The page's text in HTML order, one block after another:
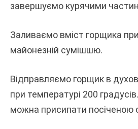
завершуємо курячими
Заливаємо вміст горщика
майонезній сумішшю.
Відправляємо горщик в
при температурі 200
можна присипати посіченою